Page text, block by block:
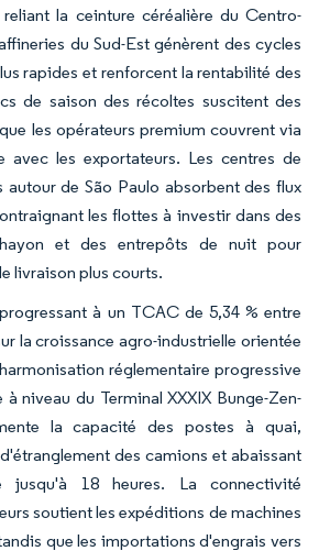
la ceinture céréalière du Centro-
du Sud-Est génèrent des cycles
rapides et renforcent la rentabilité des
de saison des récoltes suscitent des
les opérateurs premium couvrent via
avec les exportateurs. Les centres de
de São Paulo absorbent des flux
les flottes à investir dans des
et des entrepôts de nuit pour
livraison plus courts.
à un TCAC de 5,34 % entre
la croissance agro-industrielle orientée
réglementaire progressive
niveau du Terminal XXXIX Bunge-Zen-
la capacité des postes à quai,
des camions et abaissant
jusqu'à 18 heures. La connectivité
soutient les expéditions de machines
que les importations d'engrais vers